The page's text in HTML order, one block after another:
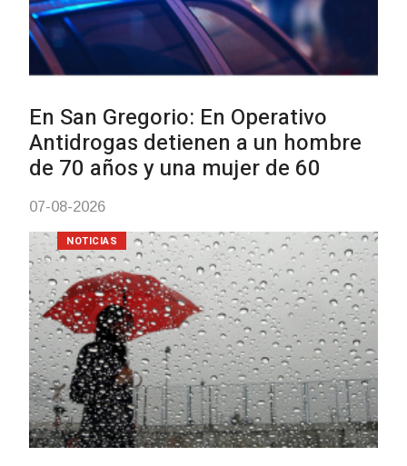
Facultad de Artes llega a Durazno
con dos cursos de formación
03-08-2026
NOTICIAS